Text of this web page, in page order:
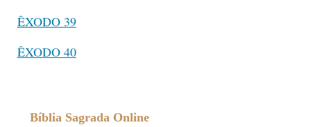
ÊXODO 39
ÊXODO 40
Bíblia Sagrada Online